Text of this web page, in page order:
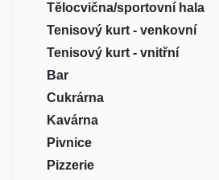
Tělocvična/sportovní hala
Tenisový kurt - venkovní
Tenisový kurt - vnitřní
Bar
Cukrárna
Kavárna
Pivnice
Pizzerie